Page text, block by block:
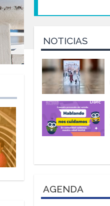
NOTICIAS
AGENDA